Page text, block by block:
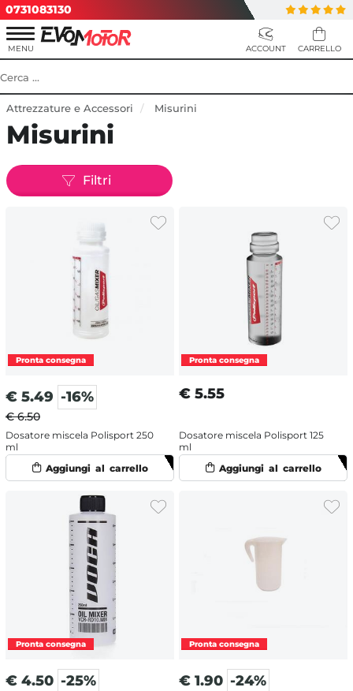
0731083130
Attrezzature e Accessori Misurini
Misurini
Filtri
€ 5.49 -16%
€ 6.50
Dosatore miscela Polisport 250
ml
€ 5.55
Dosatore miscela Polisport 125
ml
€ 4.50 -25% € 1.90 -24%